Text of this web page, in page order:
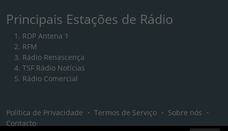
Principais Estações de Rádio
RDP Antena 1
RFM
Rádio Renascença
TSF Rádio Notícias
Rádio Comercial
Política de Privacidade ・ Termos de Serviço ・ Sobre nós ・
Contacto